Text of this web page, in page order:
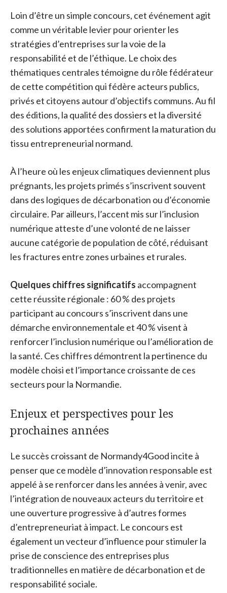
Loin d’être un simple concours, cet événement agit
comme un véritable levier pour orienter les
stratégies d’entreprises sur la voie de la
responsabilité et de l’éthique. Le choix des
thématiques centrales témoigne du rôle fédérateur
de cette compétition qui fédère acteurs publics,
privés et citoyens autour d’objectifs communs. Au fil
des éditions, la qualité des dossiers et la diversité
des solutions apportées confirment la maturation du
tissu entrepreneurial normand.
À l’heure où les enjeux climatiques deviennent plus
prégnants, les projets primés s’inscrivent souvent
dans des logiques de décarbonation ou d’économie
circulaire. Par ailleurs, l’accent mis sur l’inclusion
numérique atteste d’une volonté de ne laisser
aucune catégorie de population de côté, réduisant
les fractures entre zones urbaines et rurales.
Quelques chiffres significatifs accompagnent
cette réussite régionale : 60 % des projets
participant au concours s’inscrivent dans une
démarche environnementale et 40 % visent à
renforcer l’inclusion numérique ou l’amélioration de
la santé. Ces chiffres démontrent la pertinence du
modèle choisi et l’importance croissante de ces
secteurs pour la Normandie.
Enjeux et perspectives pour les
prochaines années
Le succès croissant de Normandy4Good incite à
penser que ce modèle d’innovation responsable est
appelé à se renforcer dans les années à venir, avec
l’intégration de nouveaux acteurs du territoire et
une ouverture progressive à d’autres formes
d’entrepreneuriat à impact. Le concours est
également un vecteur d’influence pour stimuler la
prise de conscience des entreprises plus
traditionnelles en matière de décarbonation et de
responsabilité sociale.